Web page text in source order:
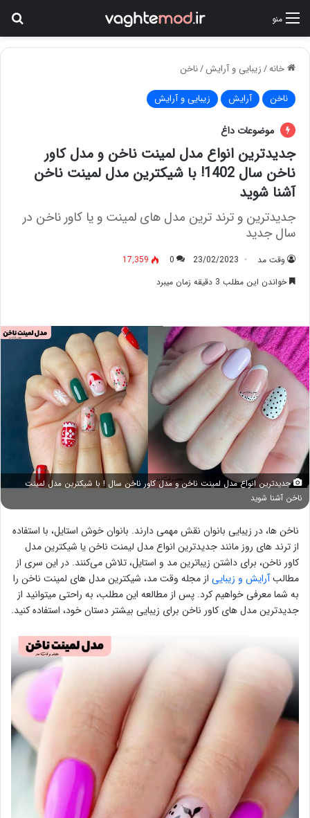
منو
خانه/زیبایی و آرایش/ناخن
ناخن آرایش زیبایی و آرایش
موضوعات داغ
جدیدترین انواع مدل لمینت ناخن و مدل کاور
ناخن سال 1402! با شیکترین مدل لمینت ناخن
آشنا شوید
جدیدترین و ترند ترین مدل های لمینت و یا کاور ناخن در
سال جدید
وقت مد 23/02/2023
0
17,359
خواندن این مطلب 3 دقیقه زمان میبرد
جدیدترین انواع مدل لمینت ناخن و مدل کاور ناخن سال ! با شیکترین مدل لمینت
ناخن آشنا شوید
ناخن ها، در زیبایی بانوان نقش مهمی دارند. بانوان خوش استایل، با استفاده
از ترند های روز مانند جدیدترین انواع مدل لیمنت ناخن یا شیکترین مدل
کاور ناخن، برای داشتن زیباترین مد و استایل، تلاش می‌کنند. در این سری از
مطالبآرایش و زیبایی از مجله وقت مد، شیکترین مدل های لمینت ناخن را
به شما معرفی خواهیم کرد. پس از مطالعه این مطلب، به راحتی میتوانید از
جدیدترین مدل های کاور ناخن برای زیبایی بیشتر دستان خود، استفاده کنید.